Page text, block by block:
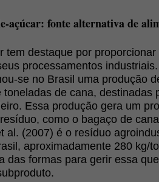
açúcar: fonte alternativa de
tem destaque por
processamentos
se no Brasil uma produção
toneladas de cana, destinadas
Essa produção gera um
como o bagaço de
al. (2007) é o resíduo
aproximadamente 280 kg/
das formas para gerir essa